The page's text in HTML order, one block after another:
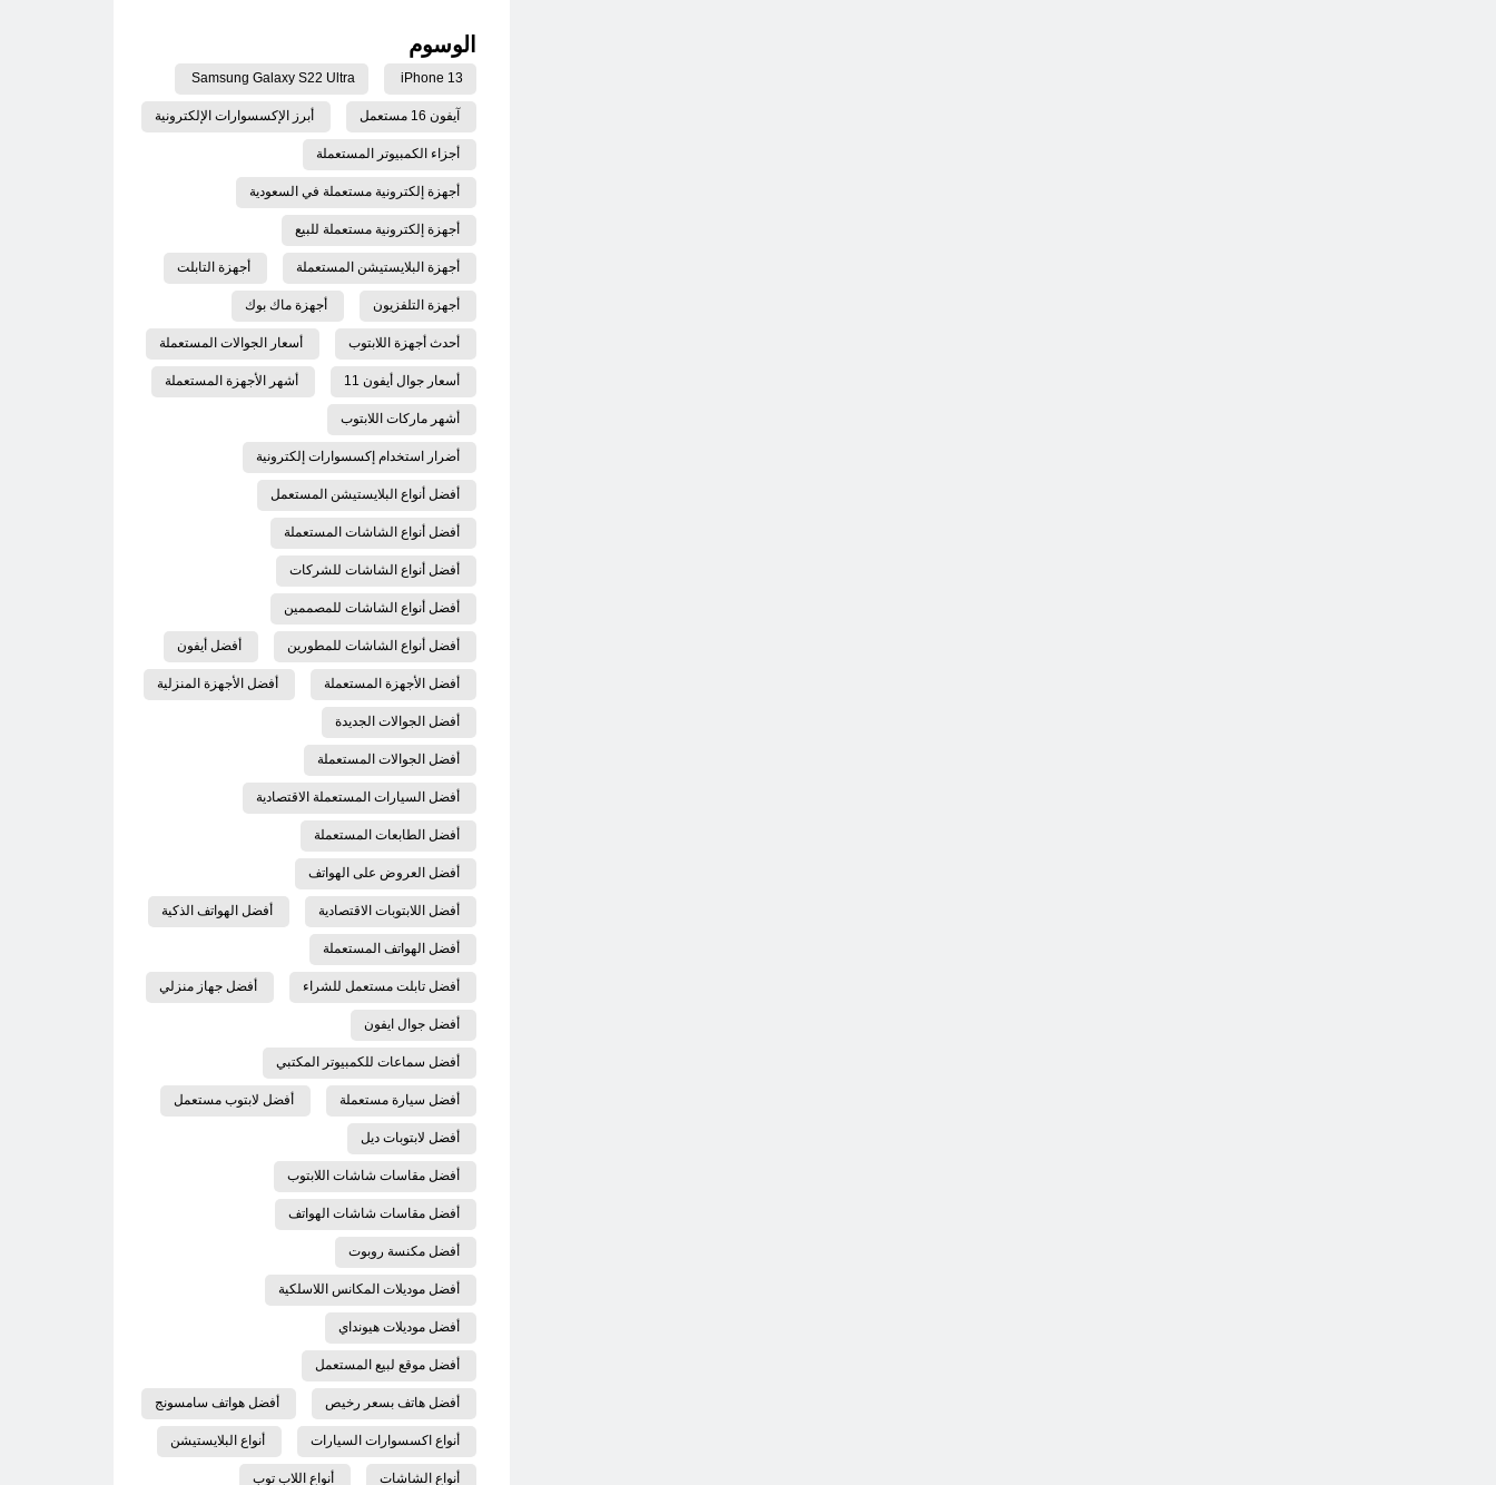
الوسوم
iPhone 13
Samsung Galaxy S22 Ultra
آيفون 16 مستعمل أبرز الإكسسوارات الإلكترونية
أجزاء الكمبيوتر المستعملة
أجهزة إلكترونية مستعملة في السعودية
أجهزة إلكترونية مستعملة للبيع
أجهزة البلايستيشن المستعملة أجهزة التابلت
أجهزة التلفزيون أجهزة ماك بوك
أحدث أجهزة اللابتوب أسعار الجوالات المستعملة
أسعار جوال أيفون 11 أشهر الأجهزة المستعملة
أشهر ماركات اللابتوب
أضرار استخدام إكسسوارات إلكترونية
أفضل أنواع البلايستيشن المستعمل
أفضل أنواع الشاشات المستعملة
أفضل أنواع الشاشات للشركات
أفضل أنواع الشاشات للمصممين
أفضل أنواع الشاشات للمطورين أفضل أيفون
أفضل الأجهزة المستعملة أفضل الأجهزة المنزلية
أفضل الجوالات الجديدة
أفضل الجوالات المستعملة
أفضل السيارات المستعملة الاقتصادية
أفضل الطابعات المستعملة
أفضل العروض على الهواتف
أفضل اللابتوبات الاقتصادية أفضل الهواتف الذكية
أفضل الهواتف المستعملة
أفضل تابلت مستعمل للشراء أفضل جهاز منزلي
أفضل جوال ايفون
أفضل سماعات للكمبيوتر المكتبي
أفضل سيارة مستعملة أفضل لابتوب مستعمل
أفضل لابتوبات ديل
أفضل مقاسات شاشات اللابتوب
أفضل مقاسات شاشات الهواتف
أفضل مكنسة روبوت
أفضل موديلات المكانس اللاسلكية
أفضل موديلات هيونداي
أفضل موقع لبيع المستعمل
أفضل هاتف بسعر رخيص أفضل هواتف سامسونج
أنواع اكسسوارات السيارات أنواع البلايستيشن
أنواع الشاشات أنواع اللاب توب